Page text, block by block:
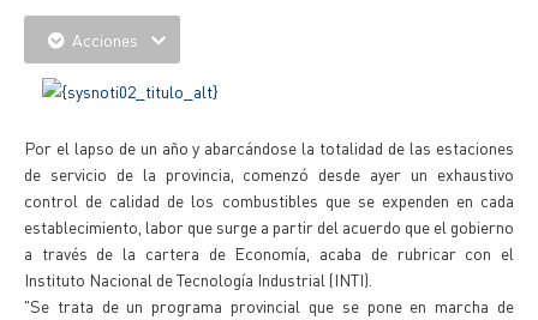
Acciones
Por el lapso de un año y abarcándose la totalidad de las estaciones
de servicio de la provincia, comenzó desde ayer un exhaustivo
control de calidad de los combustibles que se expenden en cada
establecimiento, labor que surge a partir del acuerdo que el gobierno
a través de la cartera de Economía, acaba de rubricar con el
Instituto Nacional de Tecnología Industrial (INTI).
"Se trata de un programa provincial que se pone en marcha de